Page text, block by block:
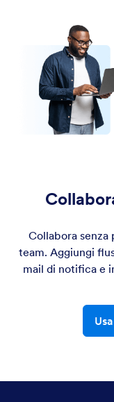
Collabora
team. Aggiungi
mail di notifica e